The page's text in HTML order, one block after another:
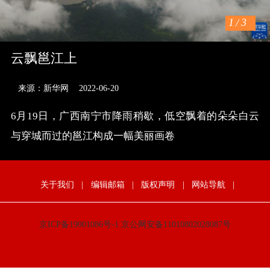
1 /3
云飘邕江上
来源：新华网 2022-06-20
6月19日，广西南宁市降雨稍歇，低空飘着的朵朵白云
与穿城而过的邕江构成一幅美丽画卷
关于我们 | 编辑邮箱 | 版权声明 | 网站导航 |
京ICP备19001086号-1 京公网安备11010802028087号